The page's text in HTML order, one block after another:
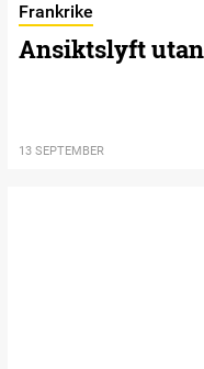
Frankrike
Ansiktslyft
13 SEPTEMBER